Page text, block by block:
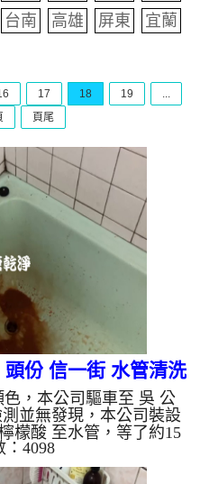
台南 高雄 屏東
宜蘭
17 18 19
...
頁尾
份 信一街 水管清洗
，本公司驅車至 吳 公
並無發現，本公司裝設
檬酸 至水管，等了約15
螺旋波 模式，一洗就流
咖啡一樣，二個多小時
：4098